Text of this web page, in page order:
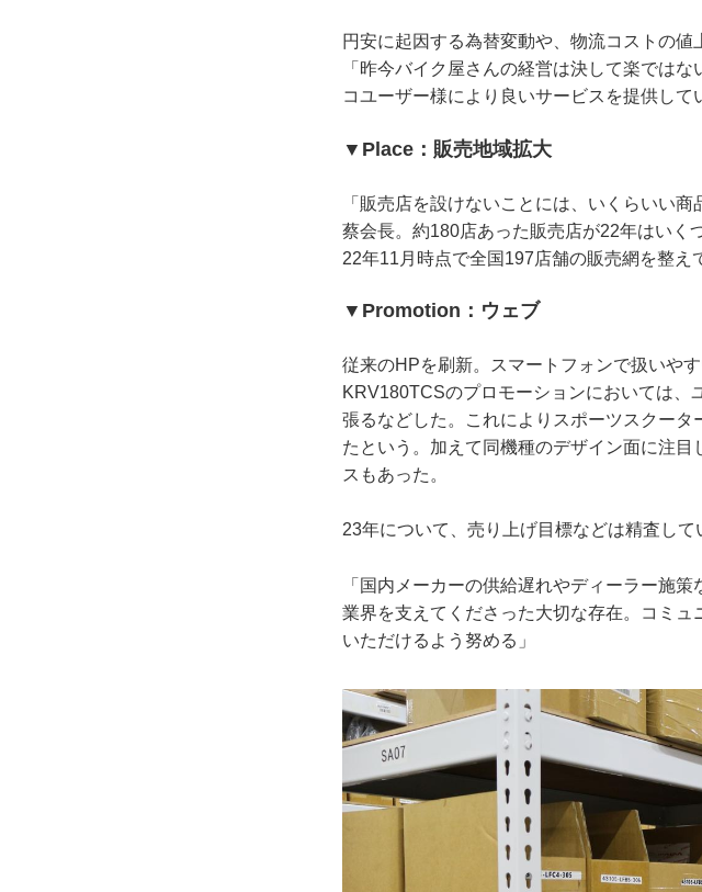
円安に起因する為替変動や、物流コストの値
「昨今バイク屋さんの経営は決して楽では
コユーザー様により良いサービスを提供して
▼Place：販売地域拡大
「販売店を設けないことには、いくらいい
蔡会長。約180店あった販売店が22年はいく
22年11月時点で全国197店舗の販売網を整え
▼Promotion：ウェブ
従来のHPを刷新。スマートフォンで扱いや
KRV180TCSのプロモーションにおいては、
張るなどした。これによりスポーツスクー
たという。加えて同機種のデザイン面に注
スもあった。
23年について、売り上げ目標などは精査し
「国内メーカーの供給遅れやディーラー施
業界を支えてくださった大切な存在。コミ
いただけるよう努める」